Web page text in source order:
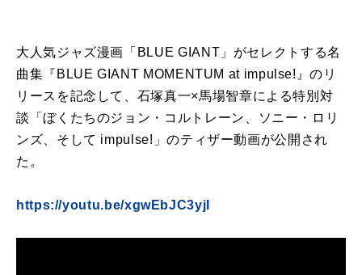
大人気ジャズ漫画「BLUE GIANT」がセレクトする名
曲集『BLUE GIANT MOMENTUM at impulse!』のリ
リースを記念して、石塚真一×馬場智章による特別対
談「ぼくたちのジョン・コルトレーン、ソニー・ロリ
ンズ、そして impulse!」のティザー動画が公開され
た。
https://youtu.be/xgwEbJC3yjI